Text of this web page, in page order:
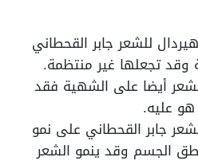
للشعر جابر القحطاني
تجعلها غير منتظمة.
أيضا على الشهية فقد
عليه.
جابر القحطاني على نمو
الجسم وقد ينمو الشعر